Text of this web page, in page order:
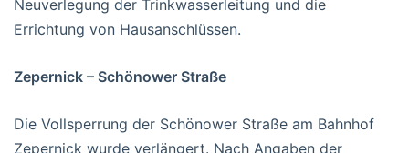
Neuverlegung der Trinkwasserleitung und die
Errichtung von Hausanschlüssen.
Zepernick – Schönower Straße
Die Vollsperrung der Schönower Straße am Bahnhof
Zepernick wurde verlängert. Nach Angaben der